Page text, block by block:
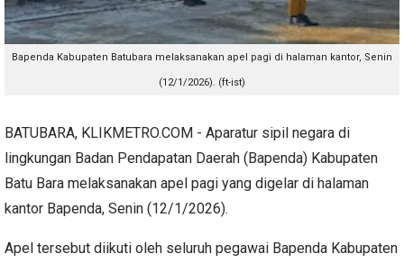
Bapenda Kabupaten Batubara melaksanakan apel pagi di halaman kantor, Senin
(12/1/2026). (ft-ist)
BATUBARA, KLIKMETRO.COM - Aparatur sipil negara di
lingkungan Badan Pendapatan Daerah (Bapenda) Kabupaten
Batu Bara melaksanakan apel pagi yang digelar di halaman
kantor Bapenda, Senin (12/1/2026).
Apel tersebut diikuti oleh seluruh pegawai Bapenda Kabupaten